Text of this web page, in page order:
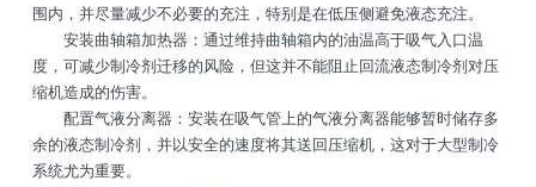
围内，并尽量减少不必要的充注，特别是在低压侧避免液态充注。
安装曲轴箱加热器：通过维持曲轴箱内的油温高于吸气入口温
度，可减少制冷剂迁移的风险，但这并不能阻止回流液态制冷剂对压
缩机造成的伤害。
配置气液分离器：安装在吸气管上的气液分离器能够暂时储存多
余的液态制冷剂，并以安全的速度将其送回压缩机，这对于大型制冷
系统尤为重要。